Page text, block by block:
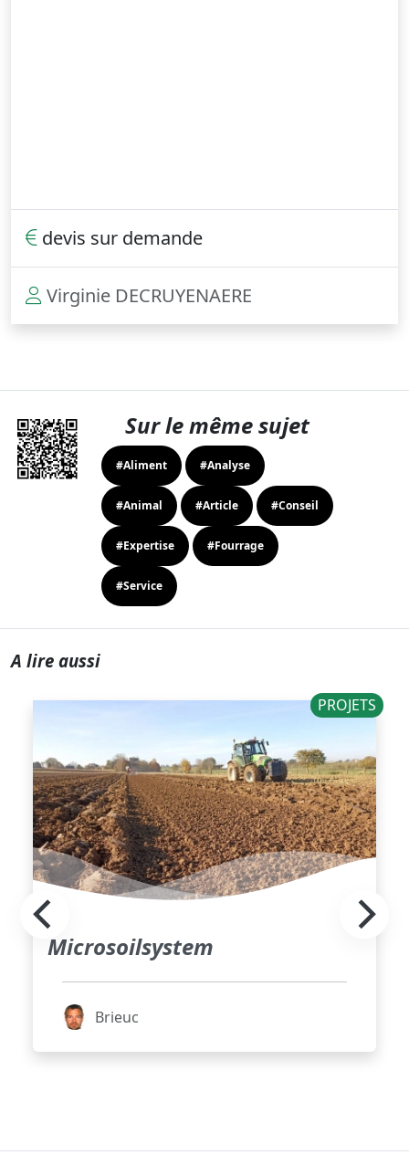
devis sur demande
Virginie DECRUYENAERE
Sur le même sujet
#Aliment #Analyse
#Animal #Article #Conseil
#Expertise #Fourrage
#Service
A lire aussi
PROJETS
Microsoilsystem
Brieuc